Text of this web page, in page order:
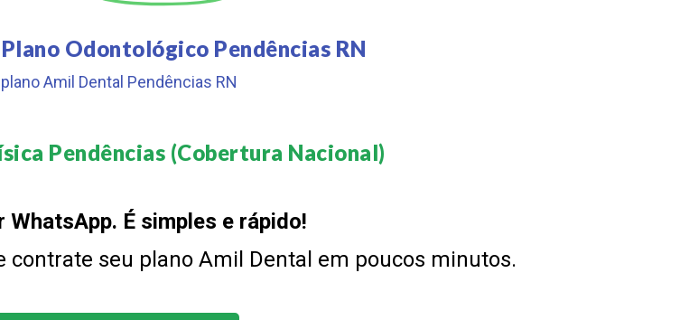
Odontológico Pendências RN
Amil Dental Pendências RN
Pendências (Cobertura Nacional)​
WhatsApp. É simples e rápido!
contrate seu plano Amil Dental em poucos minutos.